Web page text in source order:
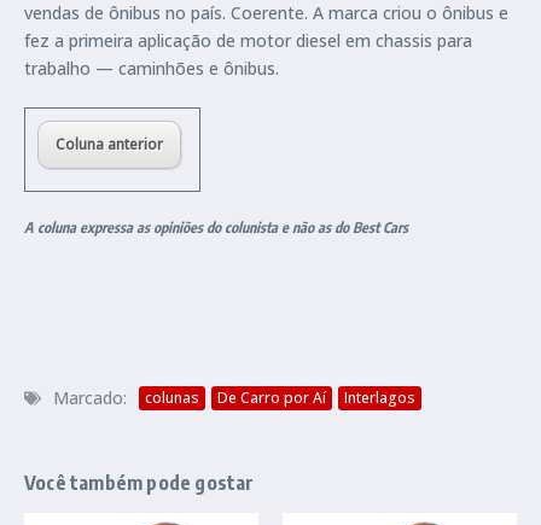
vendas de ônibus no país. Coerente. A marca criou o ônibus e
fez a primeira aplicação de motor diesel em chassis para
trabalho — caminhões e ônibus.
Coluna anterior
A coluna expressa as opiniões do colunista e não as do Best Cars
Marcado: colunas De Carro por Aí Interlagos
Você também pode gostar